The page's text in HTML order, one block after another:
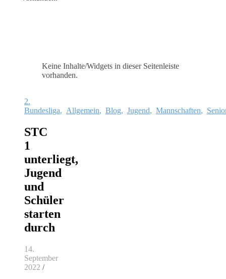
Keine Inhalte/Widgets in dieser Seitenleiste
vorhanden.
2.
Bundesliga, Allgemein, Blog, Jugend, Mannschaften,
STC
1
unterliegt,
Jugend
und
Schüler
starten
durch
14.
September
2022 /